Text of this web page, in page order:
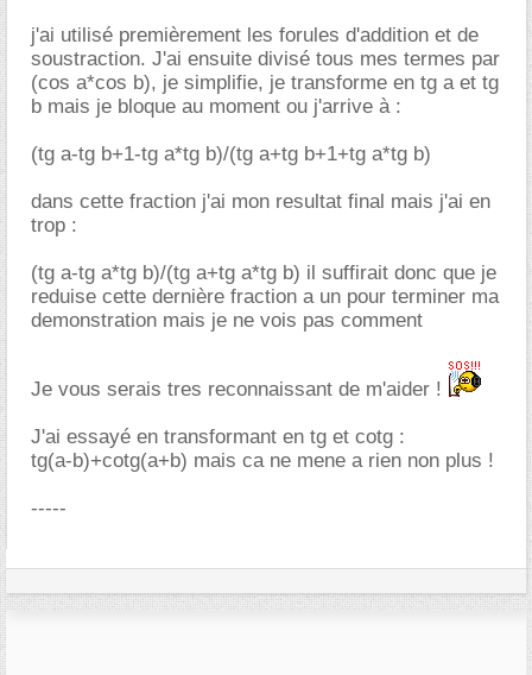
j'ai utilisé premièrement les forules d'addition et de
soustraction. J'ai ensuite divisé tous mes termes par
(cos a*cos b), je simplifie, je transforme en tg a et tg
b mais je bloque au moment ou j'arrive à :
(tg a-tg b+1-tg a*tg b)/(tg a+tg b+1+tg a*tg b)
dans cette fraction j'ai mon resultat final mais j'ai en
trop :
(tg a-tg a*tg b)/(tg a+tg a*tg b) il suffirait donc que je
reduise cette dernière fraction a un pour terminer ma
demonstration mais je ne vois pas comment
Je vous serais tres reconnaissant de m'aider !
J'ai essayé en transformant en tg et cotg :
tg(a-b)+cotg(a+b) mais ca ne mene a rien non plus !
-----